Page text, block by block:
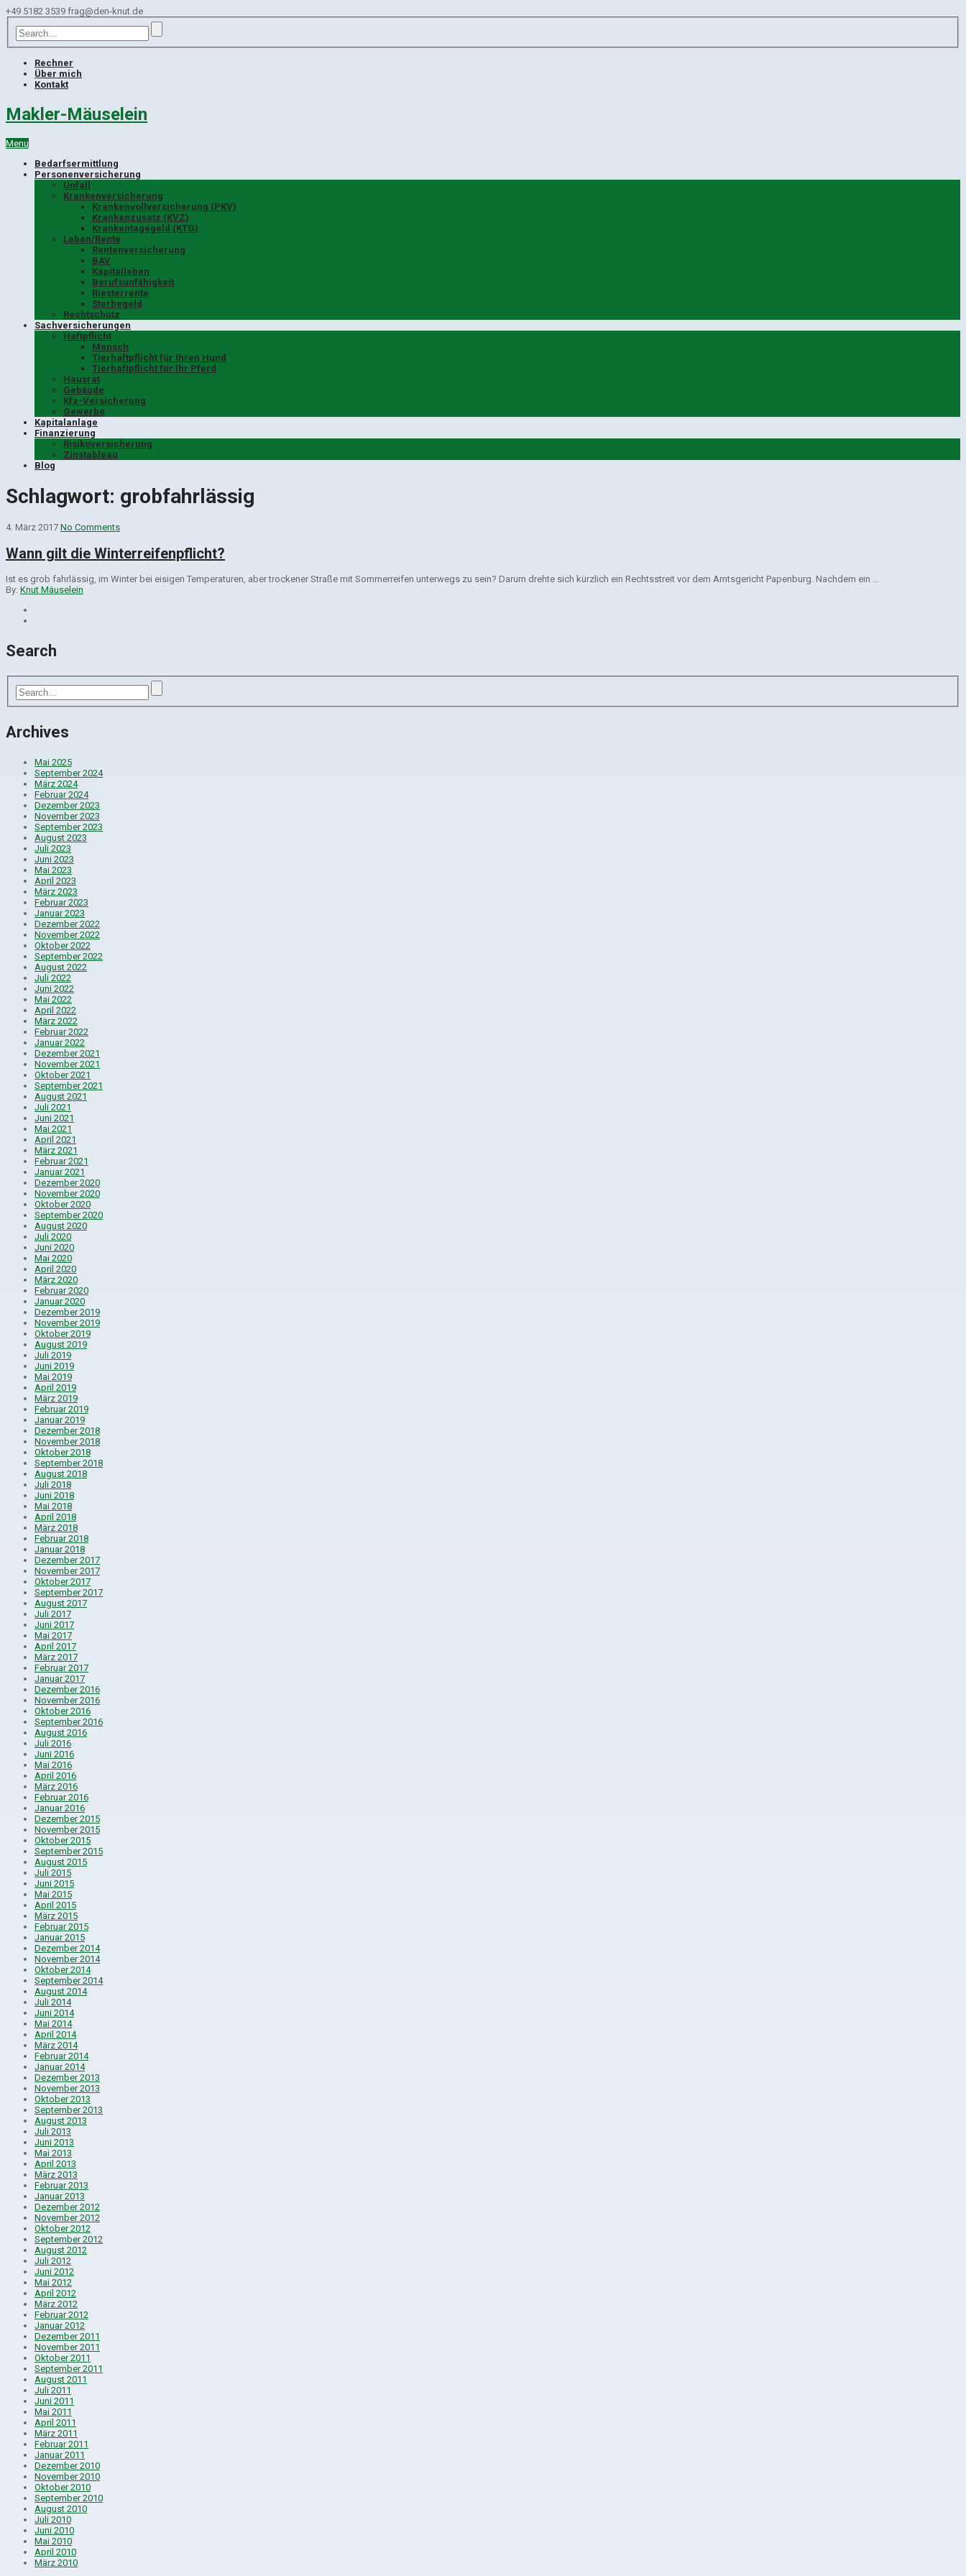
+49 5182 3539 frag@den-knut.de
Rechner
Über mich
Kontakt
Makler-Mäuselein
Menu
Bedarfsermittlung
Personenversicherung
Unfall
Krankenversicherung
Krankenvollversicherung (PKV)
Krankenzusatz (KVZ)
Krankentagegeld (KTG)
Leben/Rente
Rentenversicherung
BAV
Kapitalleben
Berufsunfähigkeit
Riesterrente
Sterbegeld
Rechtschutz
Sachversicherungen
Haftpflicht
Mensch
Tierhaftpflicht für Ihren Hund
Tierhaftpflicht für Ihr Pferd
Hausrat
Gebäude
Kfz-Versicherung
Gewerbe
Kapitalanlage
Finanzierung
Risikoversicherung
Zinstableau
Blog
Schlagwort: grobfahrlässig
4. März 2017 No Comments
Wann gilt die Winterreifenpflicht?
Ist es grob fahrlässig, im Winter bei eisigen Temperaturen, aber trockener Straße mit Sommerreifen unterwegs zu sein? Darum drehte sich kürzlich ein Rechtsstreit vor dem Amtsgericht Papenburg. Nachdem ein …
By: Knut Mäuselein
Search
Archives
Mai 2025
September 2024
März 2024
Februar 2024
Dezember 2023
November 2023
September 2023
August 2023
Juli 2023
Juni 2023
Mai 2023
April 2023
März 2023
Februar 2023
Januar 2023
Dezember 2022
November 2022
Oktober 2022
September 2022
August 2022
Juli 2022
Juni 2022
Mai 2022
April 2022
März 2022
Februar 2022
Januar 2022
Dezember 2021
November 2021
Oktober 2021
September 2021
August 2021
Juli 2021
Juni 2021
Mai 2021
April 2021
März 2021
Februar 2021
Januar 2021
Dezember 2020
November 2020
Oktober 2020
September 2020
August 2020
Juli 2020
Juni 2020
Mai 2020
April 2020
März 2020
Februar 2020
Januar 2020
Dezember 2019
November 2019
Oktober 2019
August 2019
Juli 2019
Juni 2019
Mai 2019
April 2019
März 2019
Februar 2019
Januar 2019
Dezember 2018
November 2018
Oktober 2018
September 2018
August 2018
Juli 2018
Juni 2018
Mai 2018
April 2018
März 2018
Februar 2018
Januar 2018
Dezember 2017
November 2017
Oktober 2017
September 2017
August 2017
Juli 2017
Juni 2017
Mai 2017
April 2017
März 2017
Februar 2017
Januar 2017
Dezember 2016
November 2016
Oktober 2016
September 2016
August 2016
Juli 2016
Juni 2016
Mai 2016
April 2016
März 2016
Februar 2016
Januar 2016
Dezember 2015
November 2015
Oktober 2015
September 2015
August 2015
Juli 2015
Juni 2015
Mai 2015
April 2015
März 2015
Februar 2015
Januar 2015
Dezember 2014
November 2014
Oktober 2014
September 2014
August 2014
Juli 2014
Juni 2014
Mai 2014
April 2014
März 2014
Februar 2014
Januar 2014
Dezember 2013
November 2013
Oktober 2013
September 2013
August 2013
Juli 2013
Juni 2013
Mai 2013
April 2013
März 2013
Februar 2013
Januar 2013
Dezember 2012
November 2012
Oktober 2012
September 2012
August 2012
Juli 2012
Juni 2012
Mai 2012
April 2012
März 2012
Februar 2012
Januar 2012
Dezember 2011
November 2011
Oktober 2011
September 2011
August 2011
Juli 2011
Juni 2011
Mai 2011
April 2011
März 2011
Februar 2011
Januar 2011
Dezember 2010
November 2010
Oktober 2010
September 2010
August 2010
Juli 2010
Juni 2010
Mai 2010
April 2010
März 2010